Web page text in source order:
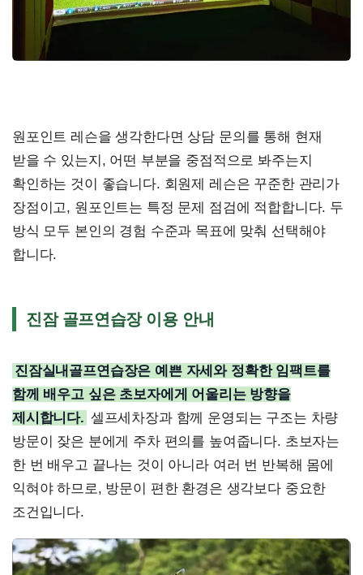
원포인트 레슨을 생각한다면 상담 문의를 통해 현재
받을 수 있는지, 어떤 부분을 중점적으로 봐주는지
확인하는 것이 좋습니다. 회원제 레슨은 꾸준한 관리가
장점이고, 원포인트는 특정 문제 점검에 적합합니다. 두
방식 모두 본인의 경험 수준과 목표에 맞춰 선택해야
합니다.
진잠 골프연습장 이용 안내
진잠실내골프연습장은 예쁜 자세와 정확한 임팩트를
함께 배우고 싶은 초보자에게 어울리는 방향을
제시합니다. 셀프세차장과 함께 운영되는 구조는 차량
방문이 잦은 분에게 주차 편의를 높여줍니다. 초보자는
한 번 배우고 끝나는 것이 아니라 여러 번 반복해 몸에
익혀야 하므로, 방문이 편한 환경은 생각보다 중요한
조건입니다.